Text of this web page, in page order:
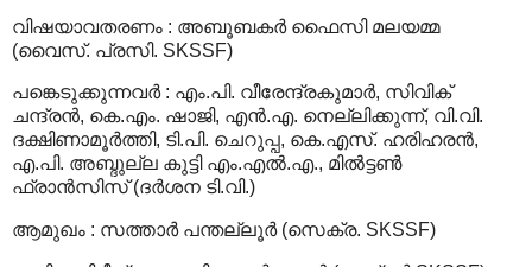
വിഷയാവതരണം : അബൂബകര്‍ ഫൈസി മലയമ്മ
(വൈസ്. പ്രസി. SKSSF)
പങ്കെടുക്കുന്നവര്‍ : എം.പി. വീരേന്ദ്രകുമാര്‍, സിവിക്
ചന്ദ്രന്‍, കെ.എം. ഷാജി, എന്‍.എ. നെല്ലിക്കുന്ന്, വി.വി.
ദക്ഷിണാമൂര്‍ത്തി, ടി.പി. ചെറുപ്പ, കെ.എസ്. ഹരിഹരന്‍,
എ.പി. അബ്ദുല്ല കുട്ടി എം.എല്‍.എ., മില്‍ട്ടണ്‍
ഫ്രാന്‍സിസ് (ദര്‍ശന ടി.വി.)
ആമുഖം : സത്താര്‍ പന്തല്ലൂര്‍ (സെക്ര. SKSSF)